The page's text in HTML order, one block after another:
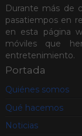
Durante más de
pasatiempos en
en esta página
móviles que
entretenimiento.
Portada
Quiénes somos
Qué hacemos
Noticias